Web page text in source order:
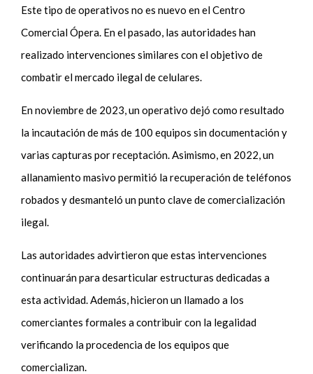
Este tipo de operativos no es nuevo en el Centro
Comercial Ópera. En el pasado, las autoridades han
realizado intervenciones similares con el objetivo de
combatir el mercado ilegal de celulares.
En noviembre de 2023, un operativo dejó como resultado
la incautación de más de 100 equipos sin documentación y
varias capturas por receptación. Asimismo, en 2022, un
allanamiento masivo permitió la recuperación de teléfonos
robados y desmanteló un punto clave de comercialización
ilegal.
Las autoridades advirtieron que estas intervenciones
continuarán para desarticular estructuras dedicadas a
esta actividad. Además, hicieron un llamado a los
comerciantes formales a contribuir con la legalidad
verificando la procedencia de los equipos que
comercializan.